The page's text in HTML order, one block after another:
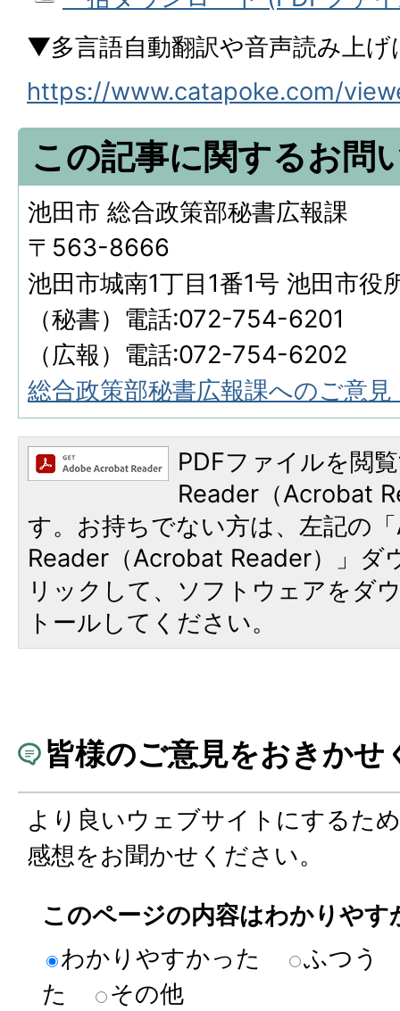
▼多言語自動翻訳や音声読み上げ
https://www.catapoke.com/
この記事に関するお問
池田市 総合政策部秘書広報課
〒563-8666
池田市城南1丁目1番1号 池田市役
（秘書）電話:072-754-6201
（広報）電話:072-754-6202
総合政策部秘書広報課へのご意
PDFファイルを閲
Reader（Acrobat
す。お持ちでない方は、左記の
Reader（Acrobat Reader）」ダ
リックして、ソフトウェアをダ
トールしてください。
皆様のご意見をおきかせ
より良いウェブサイトにするた
感想をお聞かせください。
このページの内容はわかりやす
わかりやすかった
ふつう
た
その他